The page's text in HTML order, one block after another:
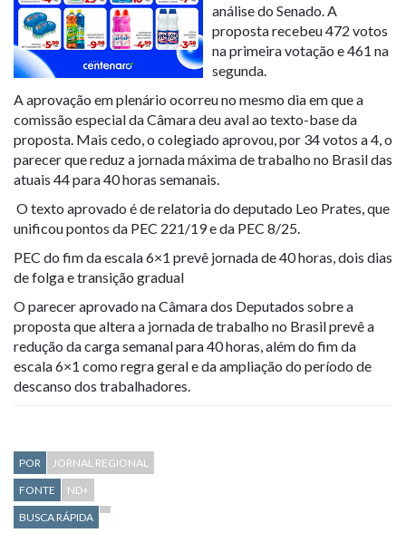
análise do Senado. A
proposta recebeu 472 votos
na primeira votação e 461 na
segunda.
A aprovação em plenário ocorreu no mesmo dia em que a
comissão especial da Câmara deu aval ao texto-base da
proposta. Mais cedo, o colegiado aprovou, por 34 votos a 4, o
parecer que reduz a jornada máxima de trabalho no Brasil das
atuais 44 para 40 horas semanais.
O texto aprovado é de relatoria do deputado Leo Prates, que
unificou pontos da PEC 221/19 e da PEC 8/25.
PEC do fim da escala 6×1 prevê jornada de 40 horas, dois dias
de folga e transição gradual
O parecer aprovado na Câmara dos Deputados sobre a
proposta que altera a jornada de trabalho no Brasil prevê a
redução da carga semanal para 40 horas, além do fim da
escala 6×1 como regra geral e da ampliação do período de
descanso dos trabalhadores.
POR
JORNAL REGIONAL
FONTE
ND+
BUSCA RÁPIDA